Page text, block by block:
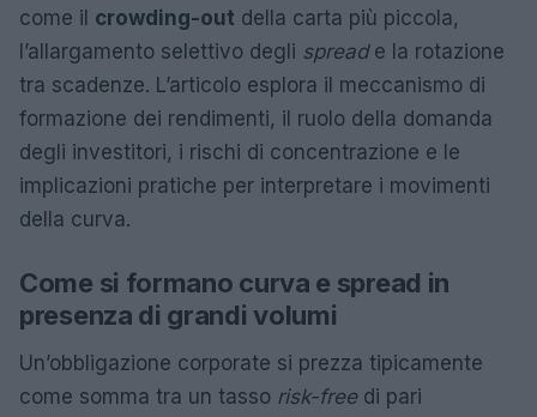
come il crowding-out della carta più piccola,
l’allargamento selettivo degli spreade la rotazione
tra scadenze. L’articolo esplora il meccanismo di
formazione dei rendimenti, il ruolo della domanda
degli investitori, i rischi di concentrazione e le
implicazioni pratiche per interpretare i movimenti
della curva.
Come si formano curva e spread in
presenza di grandi volumi
Un’obbligazione corporate si prezza tipicamente
come somma tra un tasso risk-freedi pari